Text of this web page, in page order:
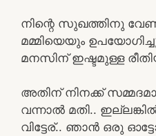
നിന്റെ സുഖത്തിനു
മമ്മിയെയും
മനസിന്‌ ഇഷ്ടമുള്ള
അതിന് നിനക്ക്
വന്നാൽ മതി..
വിട്ടേര്.. ഞാൻ ഒരു ഓട്ടോ